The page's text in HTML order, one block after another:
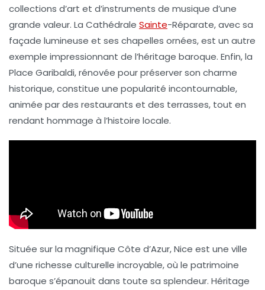
collections d’art et d’instruments de musique d’une
grande valeur. La Cathédrale Sainte-Réparate, avec sa
façade lumineuse et ses chapelles ornées, est un autre
exemple impressionnant de l’héritage baroque. Enfin, la
Place Garibaldi, rénovée pour préserver son charme
historique, constitue une popularité incontournable,
animée par des restaurants et des terrasses, tout en
rendant hommage à l’histoire locale.
Située sur la magnifique Côte d’Azur, Nice est une ville
d’une richesse culturelle incroyable, où le patrimoine
baroque s’épanouit dans toute sa splendeur. Héritage